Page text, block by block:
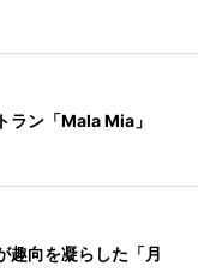
ラン「Mala Mia」
向を凝らした「月